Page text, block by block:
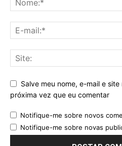
Salve meu nome, e-mail e
próxima vez que eu comentar
Notifique-me sobre novos
Notifique-me sobre novas